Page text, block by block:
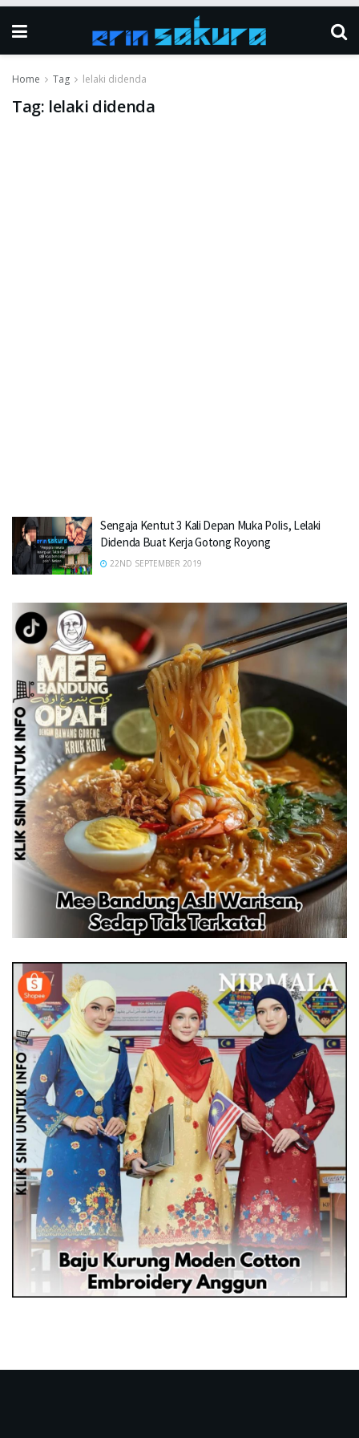
Home Tag lelaki didenda
Tag: lelaki didenda
Sengaja Kentut 3 Kali Depan Muka PoIis, Lelaki
Didenda Buat Kerja Gotong Royong
22ND SEPTEMBER 2019